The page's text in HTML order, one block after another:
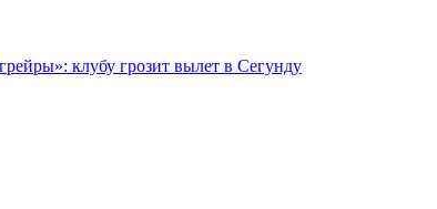
клубу грозит вылет в Сегунду